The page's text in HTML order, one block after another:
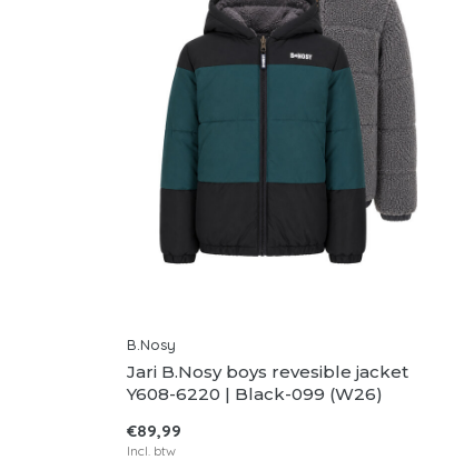
B.Nosy
Jari B.Nosy boys revesible jacket
Y608-6220 | Black-099 (W26)
€89,99
Incl. btw